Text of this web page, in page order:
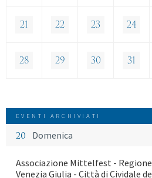
21 22 23 24
28 29 30 31
EVENTI ARCHIVIATI
20 Domenica
Associazione Mittelfest -
Venezia Giulia - Città di Cividale